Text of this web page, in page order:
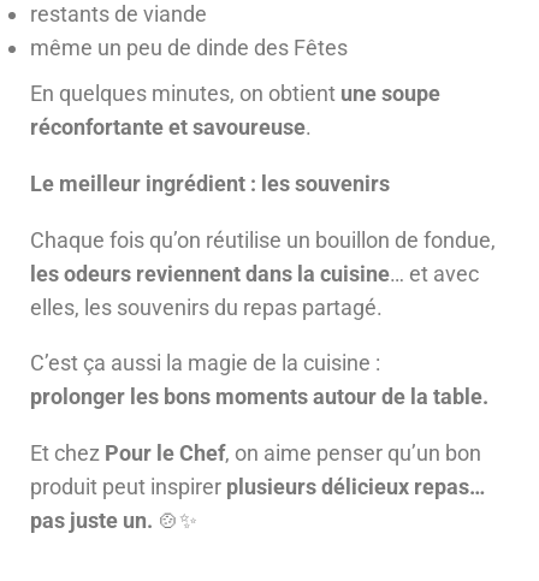
restants de viande
même un peu de dinde des Fêtes
En quelques minutes, on obtient une soupe
réconfortante et savoureuse.
Le meilleur ingrédient : les souvenirs
Chaque fois qu’on réutilise un bouillon de fondue,
les odeurs reviennent dans la cuisine… et avec
elles, les souvenirs du repas partagé.
C’est ça aussi la magie de la cuisine :
prolonger les bons moments autour de la table.
Et chez Pour le Chef, on aime penser qu’un bon
produit peut inspirer plusieurs délicieux repas…
pas juste un. 🍲✨